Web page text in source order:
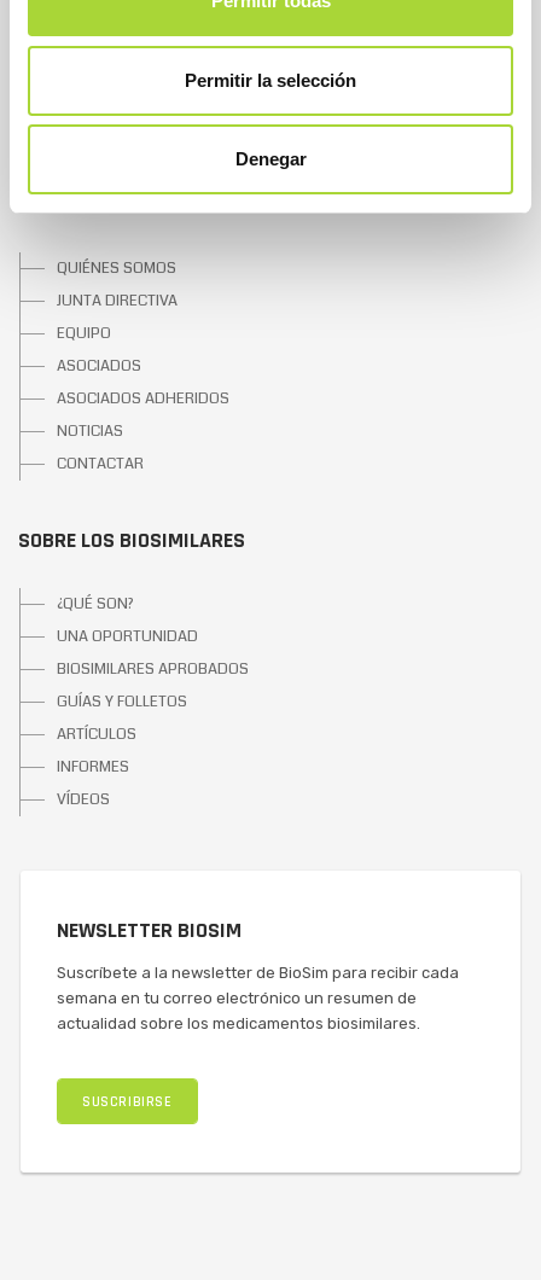
Permitir la selección
Denegar
QUIÉNES SOMOS
JUNTA DIRECTIVA
EQUIPO
ASOCIADOS
ASOCIADOS ADHERIDOS
NOTICIAS
CONTACTAR
SOBRE LOS BIOSIMILARES
¿QUÉ SON?
UNA OPORTUNIDAD
BIOSIMILARES APROBADOS
GUÍAS Y FOLLETOS
ARTÍCULOS
INFORMES
VÍDEOS
NEWSLETTER BIOSIM
Suscríbete a la newsletter de BioSim para recibir cada
semana en tu correo electrónico un resumen de
actualidad sobre los medicamentos biosimilares.
SUSCRIBIRSE